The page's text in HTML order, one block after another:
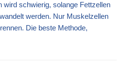
wird schwierig, solange Fettzellen
werden. Nur Muskelzellen
Die beste Methode,